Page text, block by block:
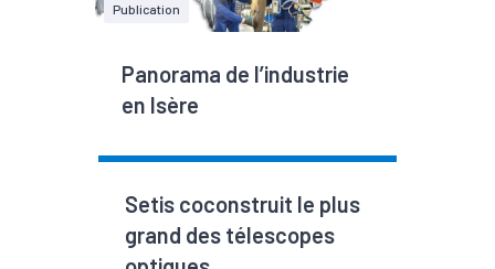
Publication
Panorama de l’industrie
en Isère
Setis coconstruit le plus
grand des télescopes